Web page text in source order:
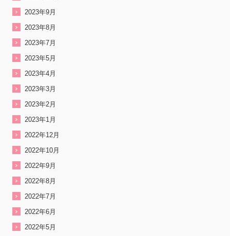
2023年9月
2023年8月
2023年7月
2023年5月
2023年4月
2023年3月
2023年2月
2023年1月
2022年12月
2022年10月
2022年9月
2022年8月
2022年7月
2022年6月
2022年5月